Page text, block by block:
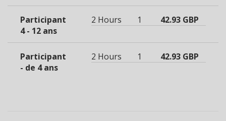
Participant
4 - 12 ans
2 Hours 1 42.93 GBP
Participant
- de 4 ans
2 Hours 1 42.93 GBP